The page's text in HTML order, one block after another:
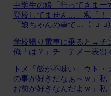
中学生の娘「行ってきま
登校してません…」私「！
「娘ちゃんの事で…（ﾆｺﾆｺ
学校帰り電車に乗ると→チ
俺「は？」チ「テメー表出
トメ「飯が不味い」ウト
の事が好きだなぁ～ｗ」私
お前が好きなんだよｗ」